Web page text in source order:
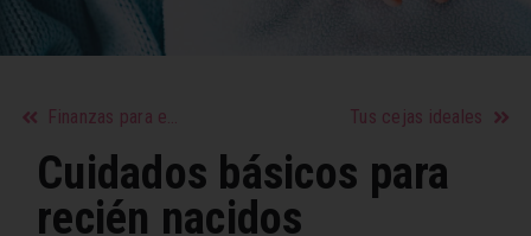
Finanzas para emprendedoras Tus cejas ideales
Cuidados básicos para
recién nacidos